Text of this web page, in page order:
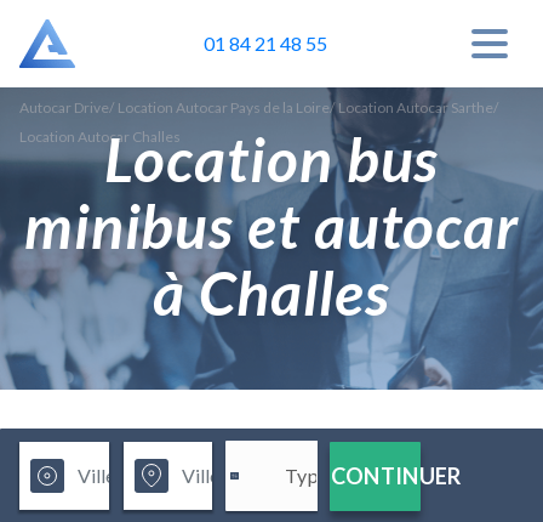
01 84 21 48 55
Autocar Drive/ Location Autocar Pays de la Loire/ Location Autocar Sarthe/
Location Autocar ChallesLocation bus
minibus et autocar
à Challes
CONTINUER